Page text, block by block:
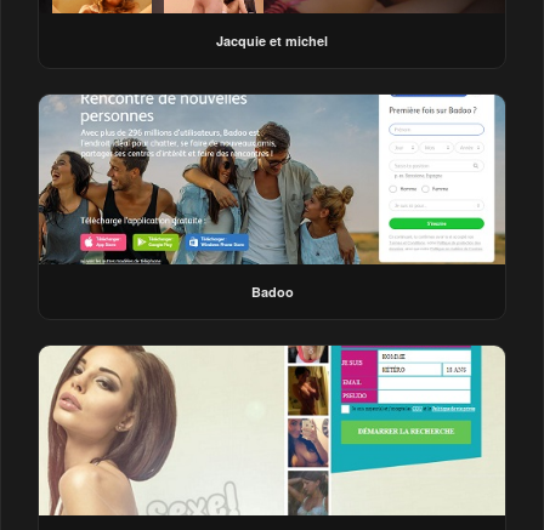
Jacquie et michel
Badoo